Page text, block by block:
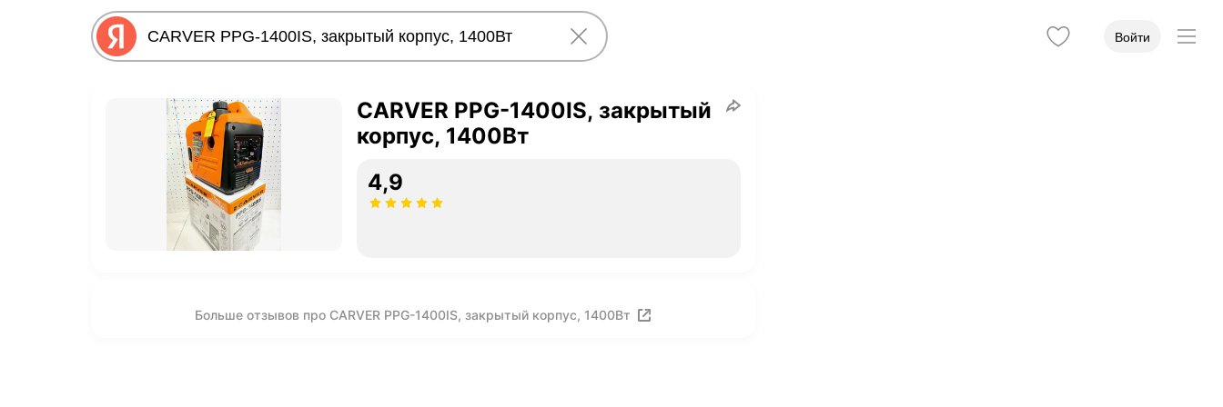
Войти
CARVER PPG-1400IS, закрытый
корпус, 1400Вт
4,9
Больше отзывов про CARVER PPG-1400IS, закрытый корпус, 1400Вт